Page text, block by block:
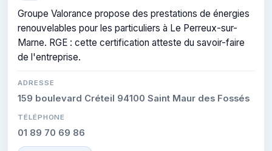
Groupe Valorance propose des prestations de énergies
renouvelables pour les particuliers à Le Perreux-sur-
Marne. RGE : cette certification atteste du savoir-faire
de l'entreprise.
ADRESSE
159 boulevard Créteil 94100 Saint Maur des Fossés
TÉLÉPHONE
01 89 70 69 86